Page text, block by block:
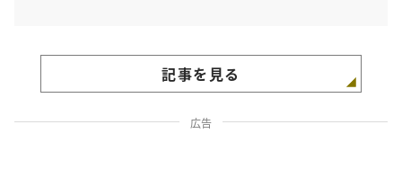
記事を見る
広告